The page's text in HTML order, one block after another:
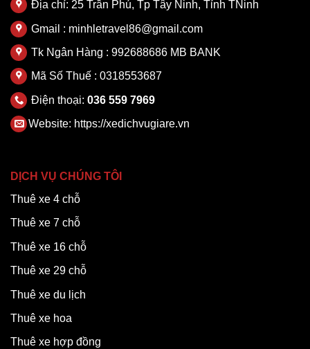
Địa chỉ: 25 Trần Phú, Tp Tây Ninh, Tỉnh TNinh
Gmail : minhletravel86@gmail.com
Tk Ngân Hàng : 992688686 MB BANK
Mã Số Thuế : 0318553687
Điện thoại: 036 559 7969
Website: https://xedichvugiare.vn
DỊCH VỤ CHÚNG TÔI
Thuê xe 4 chỗ
Thuê xe 7 chỗ
Thuê xe 16 chỗ
Thuê xe 29 chỗ
Thuê xe du lịch
Thuê xe hoa
Thuê xe hợp đồng